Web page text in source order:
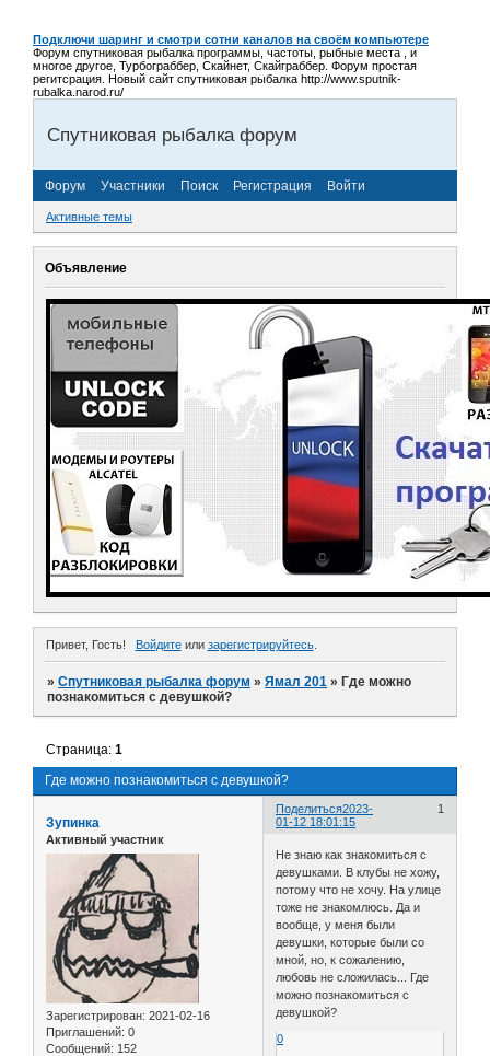
Подключи шаринг и смотри сотни каналов на своём компьютере
Форум спутниковая рыбалка программы, частоты, рыбные места , и
многое другое, Турбограббер, Скайнет, Скайграббер. Форум простая
регитсрация. Новый сайт спутниковая рыбалка http://www.sputnik-
rubalka.narod.ru/
Спутниковая рыбалка форум
Форум Участники Поиск Регистрация Войти
Активные темы
Объявление
Привет, Гость! Войдитеили зарегистрируйтесь.
»Спутниковая рыбалка форум »Ямал 201 » Где можно
познакомиться с девушкой?
Где можно познакомиться с девушкой?
Страница:1
Поделиться 1
2023-
01-12 18:01:15
Зупинка
Активный участник
Зарегистрирован: 2021-02-16
Приглашений: 0
Сообщений: 152
Не знаю как знакомиться с
девушками. В клубы не хожу,
потому что не хочу. На улице
тоже не знакомлюсь. Да и
вообще, у меня были
девушки, которые были со
мной, но, к сожалению,
любовь не сложилась... Где
можно познакомиться с
девушкой?
0